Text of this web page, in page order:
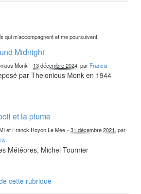
qui m’accompagnent et me poursuivent.
Midnight
Monk - 13 décembre 2024, par Francis
par Thelonious Monk en 1944
et la plume
et Franck Royon Le Mée -31 décembre 2021, par
Météores, Michel Tournier
cette rubrique